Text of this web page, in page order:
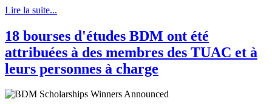
Lire la suite...
18 bourses d'études BDM ont été
attribuées à des membres des TUAC et à
leurs personnes à charge